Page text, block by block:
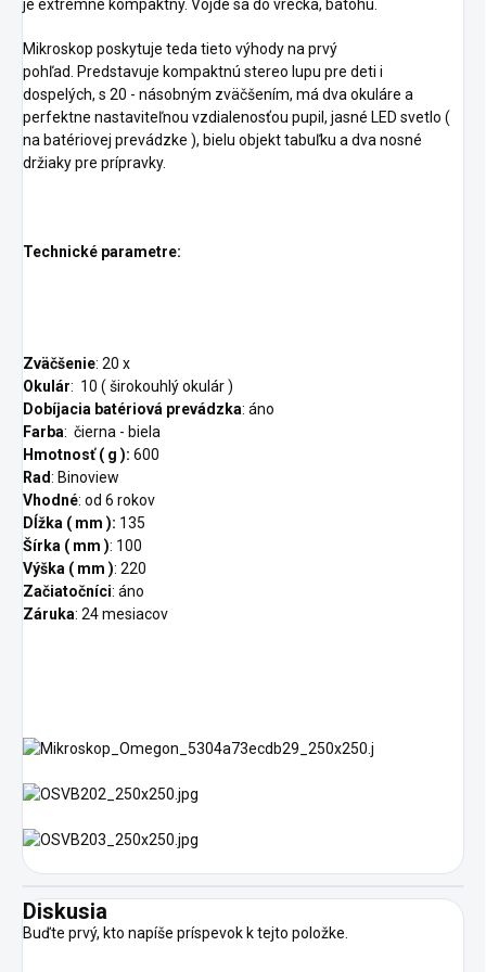
je extrémne kompaktný. Vojde sa do vrecka, batohu.
Mikroskop poskytuje teda tieto výhody na prvý
pohľad. Predstavuje kompaktnú stereo lupu pre deti i
dospelých, s 20 - násobným zväčšením, má dva okuláre a
perfektne nastaviteľnou vzdialenosťou pupil, jasné LED svetlo (
na batériovej prevádzke ), bielu objekt tabuľku a dva nosné
držiaky pre prípravky.
Technické parametre:
Zväčšenie: 20 x
Okulár: 10 ( širokouhlý okulár )
Dobíjacia batériová prevádzka: áno
Farba: čierna - biela
Hmotnosť ( g ): 600
Rad: Binoview
Vhodné: od 6 rokov
Dĺžka ( mm ): 135
Šírka ( mm ): 100
Výška ( mm ): 220
Začiatočníci: áno
Záruka: 24 mesiacov
Diskusia
Buďte prvý, kto napíše príspevok k tejto položke.